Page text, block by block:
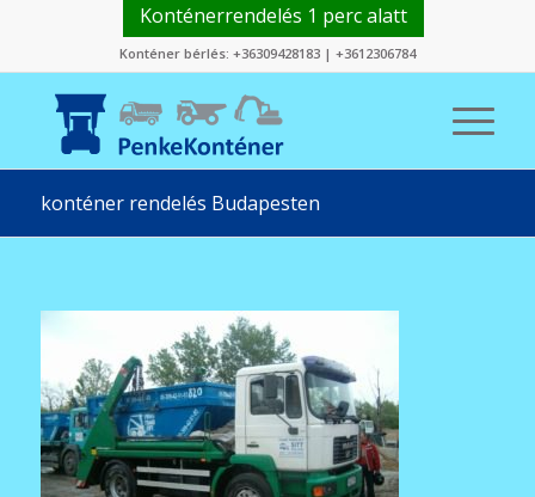
Konténerrendelés 1 perc alatt
Konténer bérlés: +36309428183| +3612306784
konténer rendelés Budapesten